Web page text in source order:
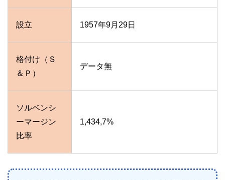
設立 1957年9月29日
格付け（Ｓ
＆Ｐ）
データ無
ソルベンシ
ーマージン
比率
1,434,7%